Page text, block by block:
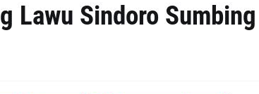
Lawu Sindoro Sumbing